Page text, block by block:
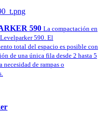
590 La compactación en
590. El
total del espacio es posible con
de una única fila desde 2 hasta 5
necesidad de rampas o